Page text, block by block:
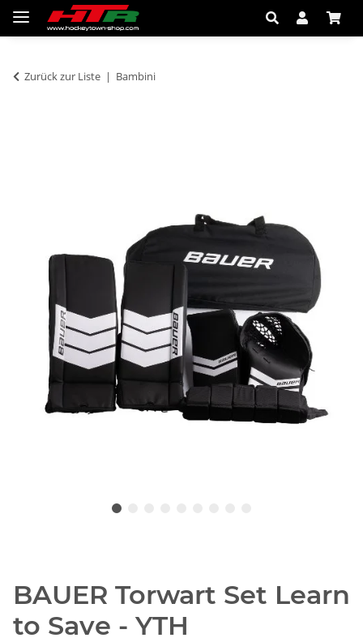
Zurück zur Liste Bambini
BAUER Torwart Set Learn
to Save - YTH